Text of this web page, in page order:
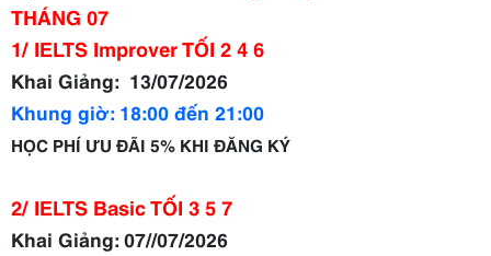
THÁNG 07
1/ IELTS Improver TỐI 2 4 6
Khai Giảng: 13/07/2026
Khung giờ: 18:00 đến 21:00
HỌC PHÍ ƯU ĐÃI 5% KHI ĐĂNG KÝ
2/ IELTS Basic TỐI 3 5 7
Khai Giảng: 07//07/2026